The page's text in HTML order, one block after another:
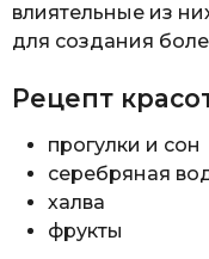
влиятельные из
для создания
Рецепт
прогулки и сон
серебряная
халва
фрукты